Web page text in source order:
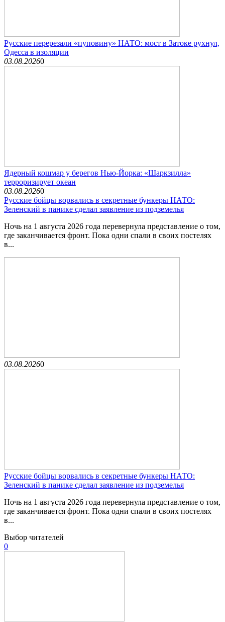
Русские перерезали «пуповину» НАТО: мост в Затоке рухнул,
Одесса в изоляции
03.08.20260
Ядерный кошмар у берегов Нью-Йорка: «Шаркзилла»
терроризирует океан
03.08.20260
Русские бойцы ворвались в секретные бункеры НАТО:
Зеленский в панике сделал заявление из подземелья
Ночь на 1 августа 2026 года перевернула представление о том,
где заканчивается фронт. Пока одни спали в своих постелях
в...
03.08.20260
Русские бойцы ворвались в секретные бункеры НАТО:
Зеленский в панике сделал заявление из подземелья
Ночь на 1 августа 2026 года перевернула представление о том,
где заканчивается фронт. Пока одни спали в своих постелях
в...
Выбор читателей
0